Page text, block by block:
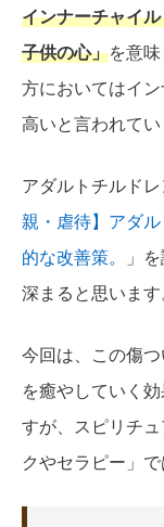
インナーチャイ
子供の心」を意
方においてはイ
高いと言われてい
アダルトチルド
親・虐待】アダ
的な改善策。
」
深まると思います
今回は、この傷
を癒やしていく
すが、スピリチ
クやセラピー」で